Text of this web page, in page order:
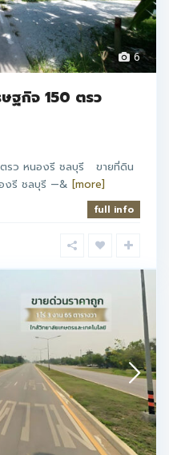
6
ฐกิจ 150 ตรว
ตรว หนองรี ชลบุรี ขายที่ดิน
งรี ชลบุรี —& [more]
full info